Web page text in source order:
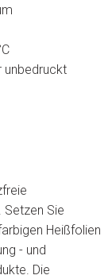
unbedruckt
Setzen Sie
Heißfolien
- und
Die